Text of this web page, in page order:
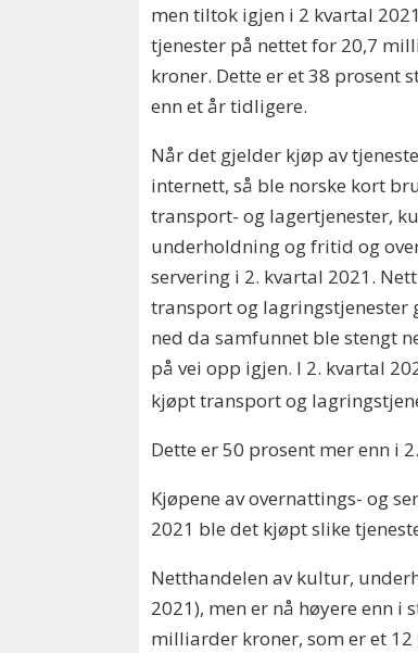
men tiltok igjen i 2 kvartal
tjenester på nettet for 20,7
kroner. Dette er et 38 prosent
enn et år tidligere.
Når det gjelder kjøp av
internett, så ble norske kort
transport- og lagertjenester,
underholdning og fritid og
servering i 2. kvartal 2021.
transport og lagringstjenester
ned da samfunnet ble stengt
på vei opp igjen. I 2. kvartal
kjøpt transport og
Dette er 50 prosent mer enn i
Kjøpene av overnattings- og
2021 ble det kjøpt slike
Netthandelen av kultur,
2021), men er nå høyere enn
milliarder kroner, som er et